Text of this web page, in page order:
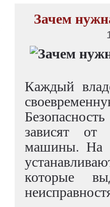
Зачем
Каждый
зависят от
машины. На
которые